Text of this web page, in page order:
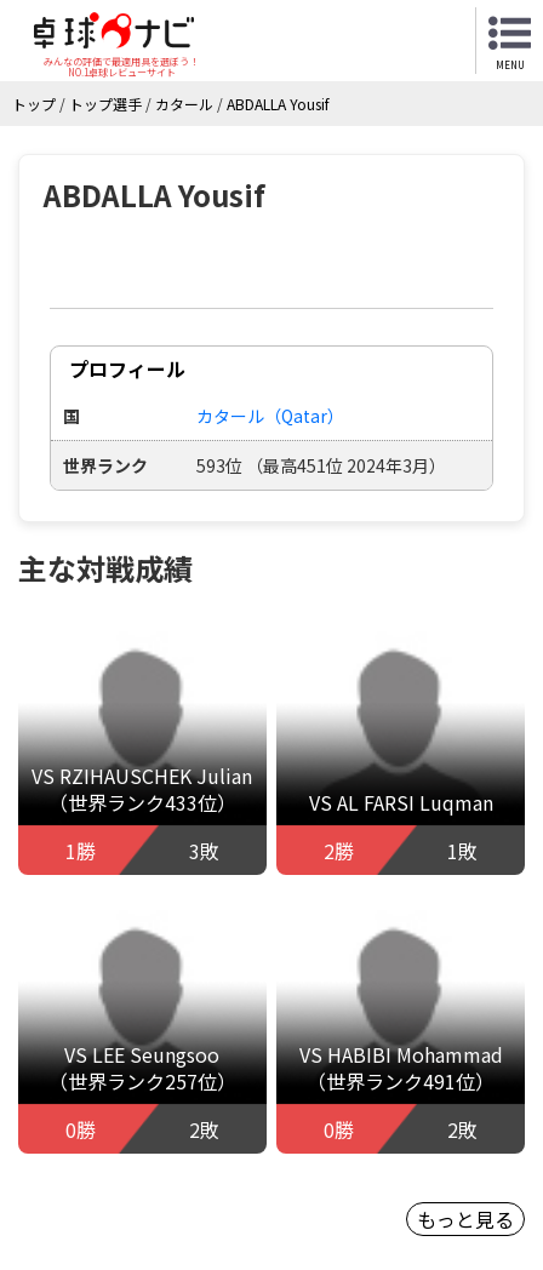
みんなの評価で最適用具を選ぼう！
NO.1卓球レビューサイト
MENU
トップ / トップ選手 / カタール /ABDALLA Yousif
ABDALLA Yousif
プロフィール
国 カタール（Qatar）
世界ランク 593位 （最高451位 2024年3月）
主な対戦成績
VS RZIHAUSCHEK Julian
（世界ランク433位）
1勝
3敗
VS AL FARSI Luqman
2勝
1敗
VS LEE Seungsoo
（世界ランク257位）
0勝
2敗
VS HABIBI Mohammad
（世界ランク491位）
0勝
2敗
もっと見る